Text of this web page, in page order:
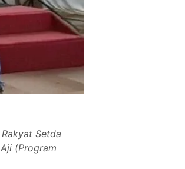
Setda
(Program